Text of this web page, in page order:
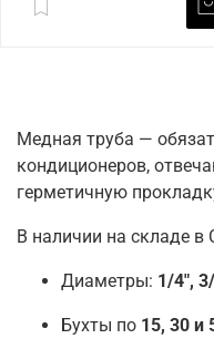
Медная труба —
кондиционеров,
герметичную
В наличии на складе в
Диаметры: 1/4",
Бухты по 15, 30 и